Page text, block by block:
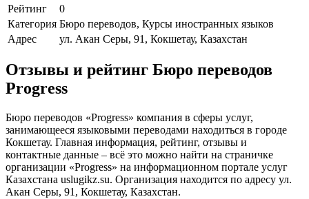
Рейтинг
0
Категория Бюро переводов, Курсы иностранных языков
Адрес
ул. Акан Серы, 91, Кокшетау, Казахстан
Отзывы и рейтинг Бюро переводов
Progress
Бюро переводов «Progress» компания в сферы услуг,
занимающееся языковыми переводами находиться в городе
Кокшетау. Главная информация, рейтинг, отзывы и
контактные данные – всё это можно найти на страничке
организации «Progress» на информационном портале услуг
Казахстана uslugikz.su. Организация находится по адресу ул.
Акан Серы, 91, Кокшетау, Казахстан.